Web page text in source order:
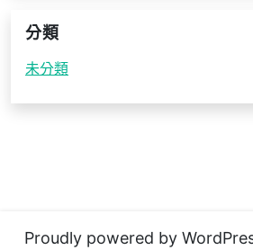
分類
未分類
Proudly powered by